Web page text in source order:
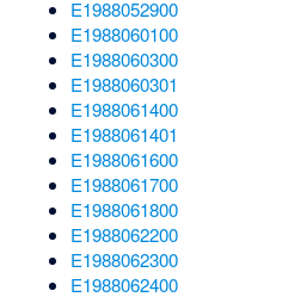
E1988052900
E1988060100
E1988060300
E1988060301
E1988061400
E1988061401
E1988061600
E1988061700
E1988061800
E1988062200
E1988062300
E1988062400